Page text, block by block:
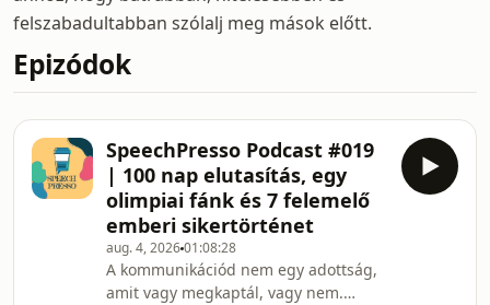
felszabadultabban szólalj meg mások előtt.
Epizódok
SpeechPresso Podcast #019
| 100 nap elutasítás, egy
olimpiai fánk és 7 felemelő
emberi sikertörténet
aug. 4, 202601:08:28
A kommunikációd nem egy adottság,
amit vagy megkaptál, vagy nem.